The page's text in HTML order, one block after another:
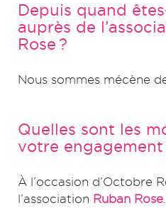
Depuis quand
auprès de
Rose ?
Nous sommes mécène
Quelles sont les
votre engagement
À l’occasion d’Octobre
l’association Ruban Rose